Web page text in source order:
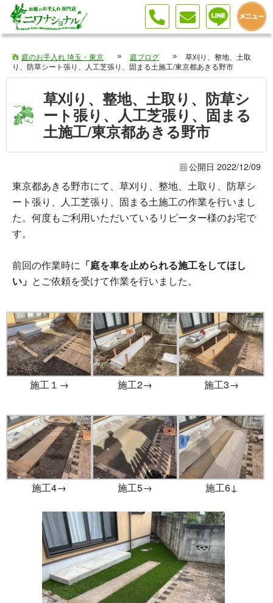
庭のお手入れ 埼玉・東京 庭ブログ
草刈り、整地、土取
り、防草シート張り、人工芝張り、固まる土施工/東京都あきる野市
草刈り、整地、土取り、防草シ
ート張り、人工芝張り、固まる
土施工/東京都あきる野市
公開日 2022/12/09
東京都あきる野市にて、草刈り、整地、土取り、防草シ
ート張り、人工芝張り、固まる土施工の作業を行いまし
た。何度もご利用いただいているリピーター様のお宅で
す。
前回の作業時に 「庭を車を止められる施工をしてほし
い」 とご依頼を受けて作業を行いました。
施工１→ 施工2→ 施工3→
施工4→ 施工5→ 施工6↓